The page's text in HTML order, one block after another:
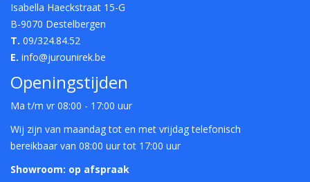
Isabella Haeckstraat 15-G
B-9070 Destelbergen
T. 09/324.84.52
E. info@jurounirek.be
Openingstijden
Ma t/m vr 08:00 - 17:00 uur
Wij zijn van maandag tot en met vrijdag telefonisch
bereikbaar van 08:00 uur tot 17:00 uur
Showroom: op afspraak